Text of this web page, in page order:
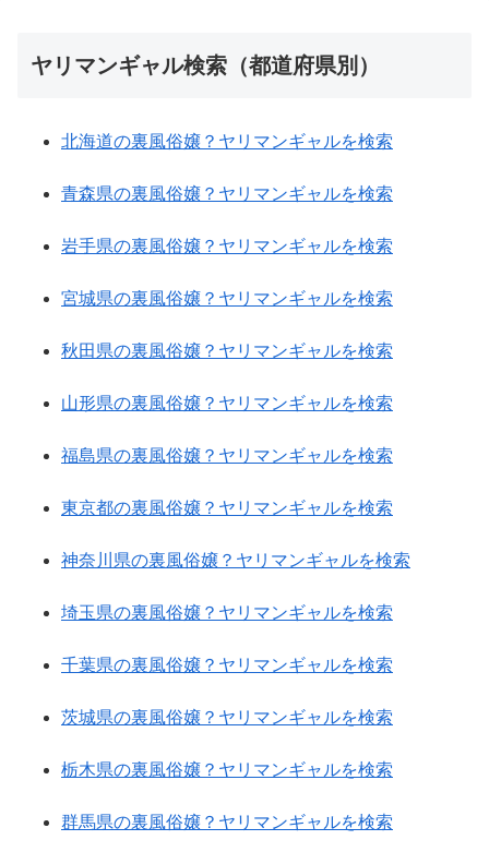
ヤリマンギャル検索（都道府県別）
北海道の裏風俗嬢？ヤリマンギャルを検索
青森県の裏風俗嬢？ヤリマンギャルを検索
岩手県の裏風俗嬢？ヤリマンギャルを検索
宮城県の裏風俗嬢？ヤリマンギャルを検索
秋田県の裏風俗嬢？ヤリマンギャルを検索
山形県の裏風俗嬢？ヤリマンギャルを検索
福島県の裏風俗嬢？ヤリマンギャルを検索
東京都の裏風俗嬢？ヤリマンギャルを検索
神奈川県の裏風俗嬢？ヤリマンギャルを検索
埼玉県の裏風俗嬢？ヤリマンギャルを検索
千葉県の裏風俗嬢？ヤリマンギャルを検索
茨城県の裏風俗嬢？ヤリマンギャルを検索
栃木県の裏風俗嬢？ヤリマンギャルを検索
群馬県の裏風俗嬢？ヤリマンギャルを検索